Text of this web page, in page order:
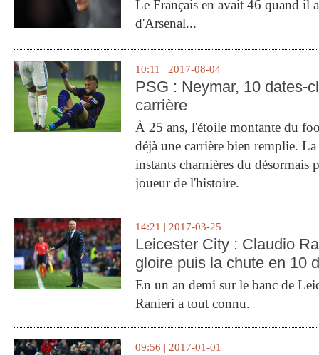
Le Français en avait 46 quand il
d'Arsenal...
10:11 | 2017-08-04
PSG : Neymar, 10 dates-
carrière
À 25 ans, l'étoile montante du
déjà une carrière bien remplie.
instants charnières du désormais
joueur de l'histoire.
14:21 | 2017-03-25
Leicester City : Claudio
gloire puis la chute en 10
En un an demi sur le banc de
Ranieri a tout connu.
09:56 | 2017-01-01